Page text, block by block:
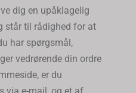
dig en upåklagelig
står til rådighed for at
har spørgsmål,
vedrørende din ordre
er du